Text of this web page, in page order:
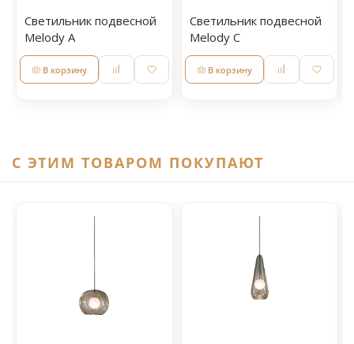
Светильник подвесной
Melody A
В корзину
Светильник подвесной
Melody C
В корзину
C ЭТИМ ТОВАРОМ ПОКУПАЮТ